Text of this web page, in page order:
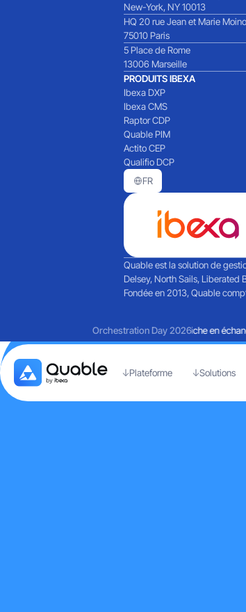
New-York, NY 10013
HQ 20 rue Jean et Marie
75010 Paris
5 Place de Rome
13006 Marseille
PRODUITS IBEXA
Ibexa DXP
Ibexa CMS
Raptor CDP
Quable PIM
Actito CEP
Qualifio DCP
FR
Quable est la solution de
Delsey, North Sails, Liberated
Fondée en 2013, Quable
Orchestration Day 2026
Retours sur une journée riche en
Plateforme Solutions